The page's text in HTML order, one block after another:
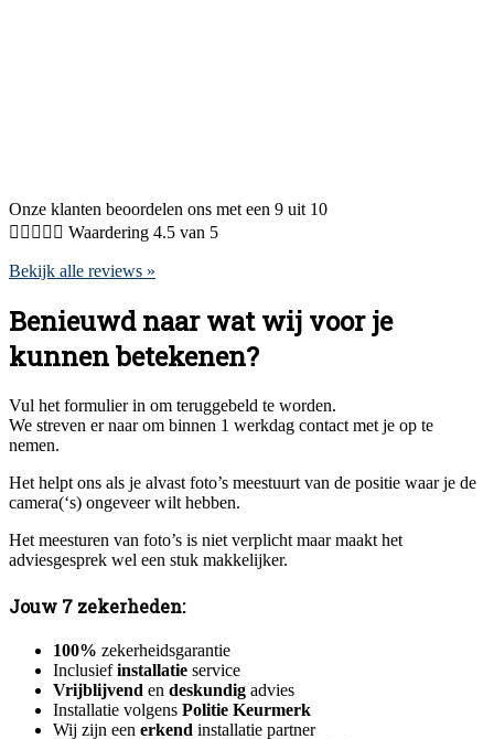
Onze klanten beoordelen ons met een 9 uit 10
     Waardering 4.5 van 5
Bekijk alle reviews »
Benieuwd naar wat wij voor je
kunnen betekenen?
Vul het formulier in om teruggebeld te worden.
We streven er naar om binnen 1 werkdag contact met je op te
nemen.
Het helpt ons als je alvast foto’s meestuurt van de positie waar je de
camera(‘s) ongeveer wilt hebben.
Het meesturen van foto’s is niet verplicht maar maakt het
adviesgesprek wel een stuk makkelijker.
Jouw 7 zekerheden:
100% zekerheidsgarantie
Inclusiefinstallatie service
Vrijblijvend en deskundig advies
Installatie volgens Politie Keurmerk
Wij zijn een erkend installatie partner